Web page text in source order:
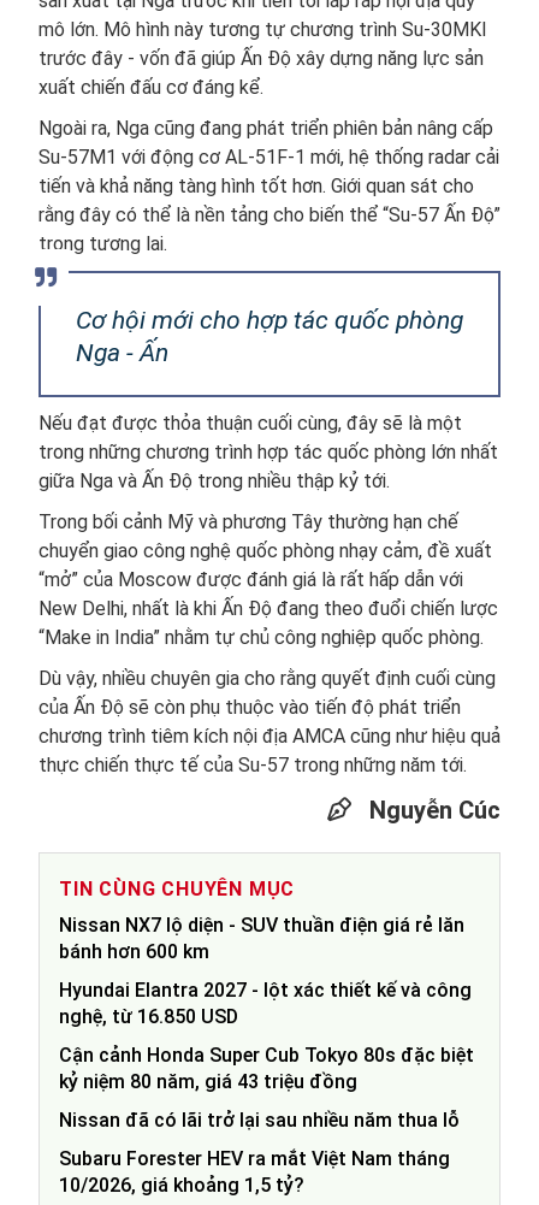
mô lớn. Mô hình này tương tự chương trình Su-30MKI
trước đây - vốn đã giúp Ấn Độ xây dựng năng lực sản
xuất chiến đấu cơ đáng kể.
Ngoài ra, Nga cũng đang phát triển phiên bản nâng cấp
Su-57M1 với động cơ AL-51F-1 mới, hệ thống radar cải
tiến và khả năng tàng hình tốt hơn. Giới quan sát cho
rằng đây có thể là nền tảng cho biến thể “Su-57 Ấn Độ”
trong tương lai.
Cơ hội mới cho hợp tác quốc phòng
Nga - Ấn
Nếu đạt được thỏa thuận cuối cùng, đây sẽ là một
trong những chương trình hợp tác quốc phòng lớn nhất
giữa Nga và Ấn Độ trong nhiều thập kỷ tới.
Trong bối cảnh Mỹ và phương Tây thường hạn chế
chuyển giao công nghệ quốc phòng nhạy cảm, đề xuất
“mở” của Moscow được đánh giá là rất hấp dẫn với
New Delhi, nhất là khi Ấn Độ đang theo đuổi chiến lược
“Make in India” nhằm tự chủ công nghiệp quốc phòng.
Dù vậy, nhiều chuyên gia cho rằng quyết định cuối cùng
của Ấn Độ sẽ còn phụ thuộc vào tiến độ phát triển
chương trình tiêm kích nội địa AMCA cũng như hiệu quả
thực chiến thực tế của Su-57 trong những năm tới.
Nguyễn Cúc
TIN CÙNG CHUYÊN MỤC
Nissan NX7 lộ diện - SUV thuần điện giá rẻ lăn
bánh hơn 600 km
Hyundai Elantra 2027 - lột xác thiết kế và công
nghệ, từ 16.850 USD
Cận cảnh Honda Super Cub Tokyo 80s đặc biệt
kỷ niệm 80 năm, giá 43 triệu đồng
Nissan đã có lãi trở lại sau nhiều năm thua lỗ
Subaru Forester HEV ra mắt Việt Nam tháng
10/2026, giá khoảng 1,5 tỷ?